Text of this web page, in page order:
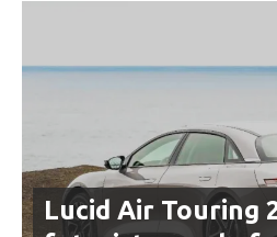
Lucid Air Touring